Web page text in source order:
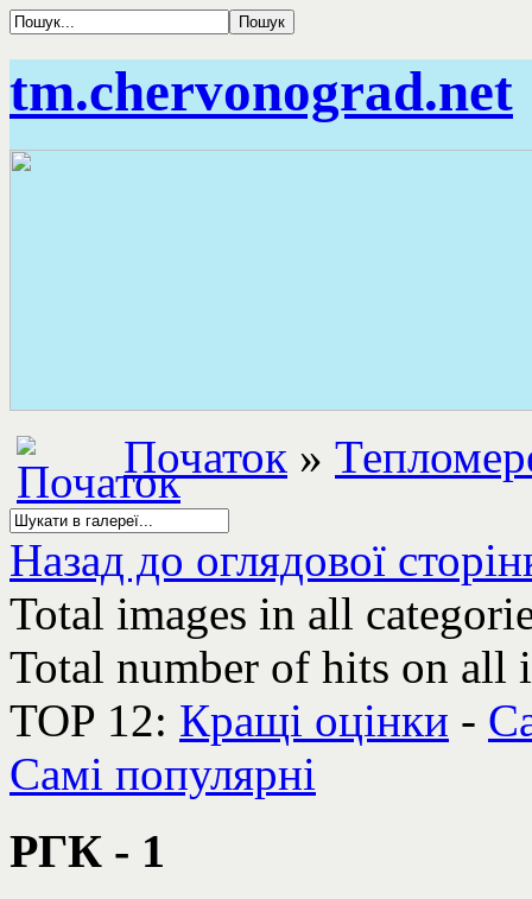
tm.chervonograd.net
Початок »
Назад до оглядової
Total images in all
Total number of hits on all
TOP 12: Кращі оцінки -
Самі популярні
РГК - 1